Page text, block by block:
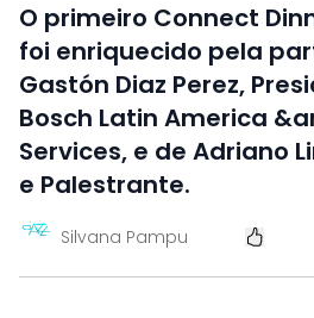
O primeiro Connect
foi enriquecido pela
Gastón Diaz Perez,
Bosch Latin America
Services, e de Adriano
e Palestrante.
Silvana Pampu